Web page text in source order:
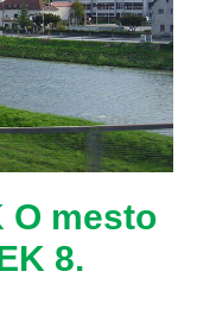
O mesto
8.